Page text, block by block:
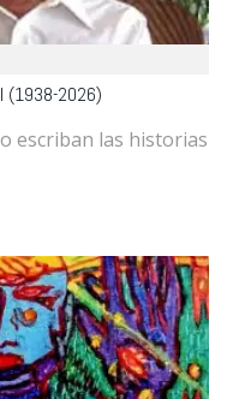
(1938-2026)
escriban las historias